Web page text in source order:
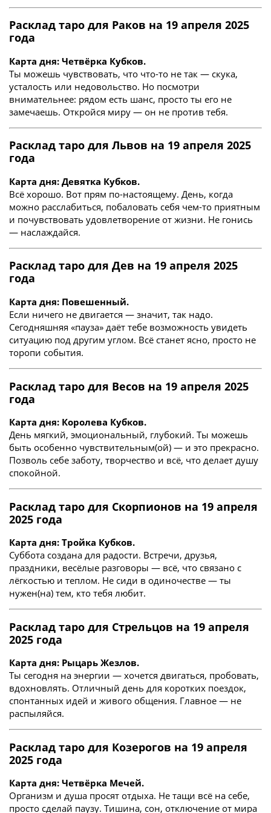
Расклад таро для Раков на 19 апреля 2025
года
Карта дня: Четвёрка Кубков.
Ты можешь чувствовать, что что-то не так — скука,
усталость или недовольство. Но посмотри
внимательнее: рядом есть шанс, просто ты его не
замечаешь. Откройся миру — он не против тебя.
Расклад таро для Львов на 19 апреля 2025
года
Карта дня: Девятка Кубков.
Всё хорошо. Вот прям по-настоящему. День, когда
можно расслабиться, побаловать себя чем-то приятным
и почувствовать удовлетворение от жизни. Не гонись
— наслаждайся.
Расклад таро для Дев на 19 апреля 2025
года
Карта дня: Повешенный.
Если ничего не двигается — значит, так надо.
Сегодняшняя «пауза» даёт тебе возможность увидеть
ситуацию под другим углом. Всё станет ясно, просто не
торопи события.
Расклад таро для Весов на 19 апреля 2025
года
Карта дня: Королева Кубков.
День мягкий, эмоциональный, глубокий. Ты можешь
быть особенно чувствительным(ой) — и это прекрасно.
Позволь себе заботу, творчество и всё, что делает душу
спокойной.
Расклад таро для Скорпионов на 19 апреля
2025 года
Карта дня: Тройка Кубков.
Суббота создана для радости. Встречи, друзья,
праздники, весёлые разговоры — всё, что связано с
лёгкостью и теплом. Не сиди в одиночестве — ты
нужен(на) тем, кто тебя любит.
Расклад таро для Стрельцов на 19 апреля
2025 года
Карта дня: Рыцарь Жезлов.
Ты сегодня на энергии — хочется двигаться, пробовать,
вдохновлять. Отличный день для коротких поездок,
спонтанных идей и живого общения. Главное — не
распыляйся.
Расклад таро для Козерогов на 19 апреля
2025 года
Карта дня: Четвёрка Мечей.
Организм и душа просят отдыха. Не тащи всё на себе,
просто сделай паузу. Тишина, сон, отключение от мира